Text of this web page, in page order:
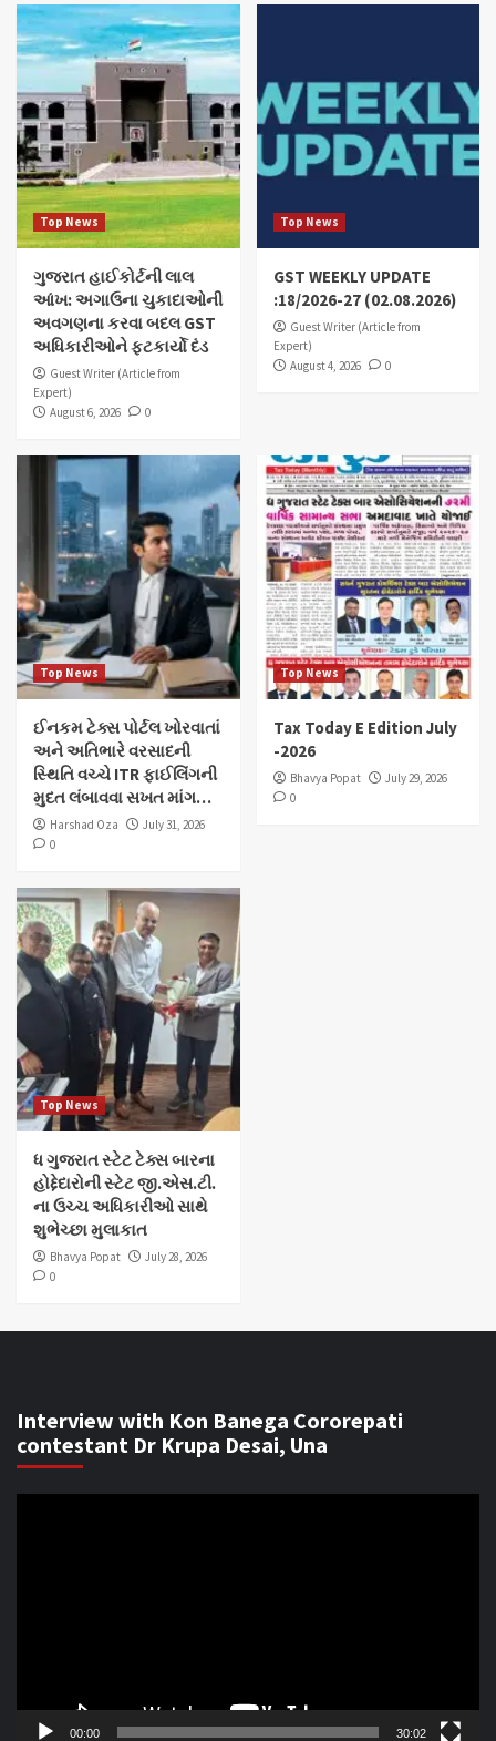
Top News
ગુજરાત હાઈકોર્ટની લાલ
આંખ: અગાઉના ચુકાદાઓની
અવગણના કરવા બદલ GST
અધિકારીઓને ફટકાર્યો દંડ
Guest Writer (Article from
Expert)
August 6, 2026
0
Top News
GST WEEKLY UPDATE
:18/2026-27 (02.08.2026)
Guest Writer (Article from
Expert)
August 4, 2026
0
Top News
ઈનકમ ટેક્સ પોર્ટલ ખોરવાતાં
અને અતિભારે વરસાદની
સ્થિતિ વચ્ચે ITR ફાઈલિંગની
મુદત લંબાવવા સખત માંગ…
Harshad Oza
July 31, 2026
0
Top News
Tax Today E Edition July
-2026
Bhavya Popat
July 29, 2026
0
Top News
ધ ગુજરાત સ્ટેટ ટેક્સ બારના
હોદ્દેદારોની સ્ટેટ જી.એસ.ટી.
ના ઉચ્ચ અધિકારીઓ સાથે
શુભેચ્છા મુલાકાત
Bhavya Popat
July 28, 2026
0
Interview with Kon Banega Cororepati
contestant Dr Krupa Desai, Una
00:00 30:02